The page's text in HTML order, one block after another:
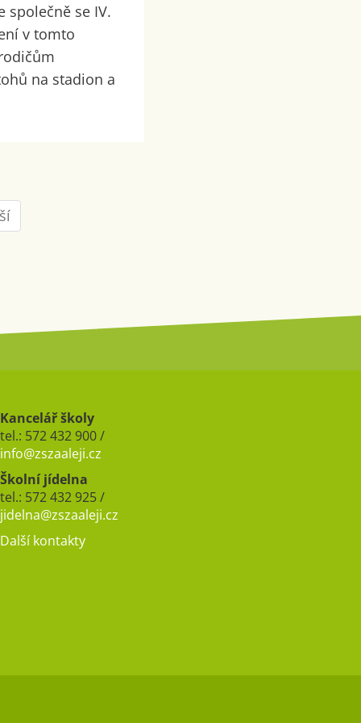
společně se IV.
v tomto
na stadion a
Kancelář školy
tel.: 572 432 900 /
info@zszaaleji.cz
Školní jídelna
tel.: 572 432 925 /
jidelna@zszaaleji.cz
Další kontakty